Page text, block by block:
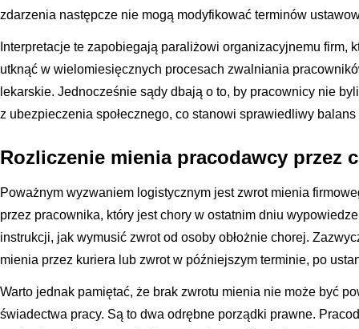
zdarzenia następcze nie mogą modyfikować terminów
Interpretacje te zapobiegają paraliżowi organizacyjnemu firm,
utknąć w wielomiesięcznych procesach zwalniania
lekarskie. Jednocześnie sądy dbają o to, by pracownicy nie
z ubezpieczenia społecznego, co stanowi sprawiedliwy
Rozliczenie mienia pracodawcy przez
Poważnym wyzwaniem logistycznym jest zwrot mienia
przez pracownika, który jest chory w ostatnim dniu
instrukcji, jak wymusić zwrot od osoby obłożnie chorej.
mienia przez kuriera lub zwrot w późniejszym terminie, po
Warto jednak pamiętać, że brak zwrotu mienia nie może być
świadectwa pracy. Są to dwa odrębne porządki prawne.